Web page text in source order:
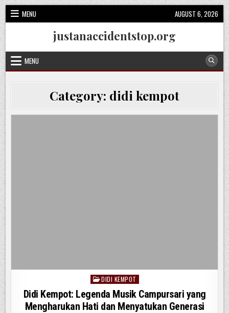
Skip
to
content
MENU AUGUST 6, 2026
justanaccidentstop.org
MENU
Category: didi kempot
Posted
DIDI KEMPOT
Didi Kempot: Legenda Musik Campursari yang
Mengharukan Hati dan Menyatukan Generasi